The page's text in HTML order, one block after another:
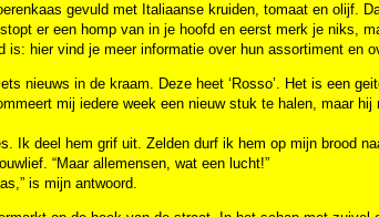
gevuld met Italiaanse kruiden, tomaat en olijf.
er een homp van in je hoofd en eerst merk je niks,
is: hier vind je meer informatie over hun assortiment en
nieuws in de kraam. Deze heet ‘Rosso’. Het is een
mij iedere week een nieuw stuk te halen, maar
Ik deel hem grif uit. Zelden durf ik hem op mijn brood
“Maar allemensen, wat een lucht!”
is mijn antwoord.